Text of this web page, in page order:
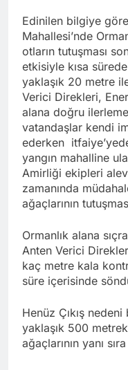
Edinilen bilgiye
Mahallesi’nde
otların tutuşması
etkisiyle kısa
yaklaşık 20 metre
Verici Direkleri,
alana doğru
vatandaşlar kendi
ederken
yangın mahalline
Amirliği ekipleri
zamanında
ağaçlarının
Ormanlık alana
Anten Verici
kaç metre kala
süre içerisinde
Henüz Çıkış
yaklaşık 500
ağaçlarının yanı